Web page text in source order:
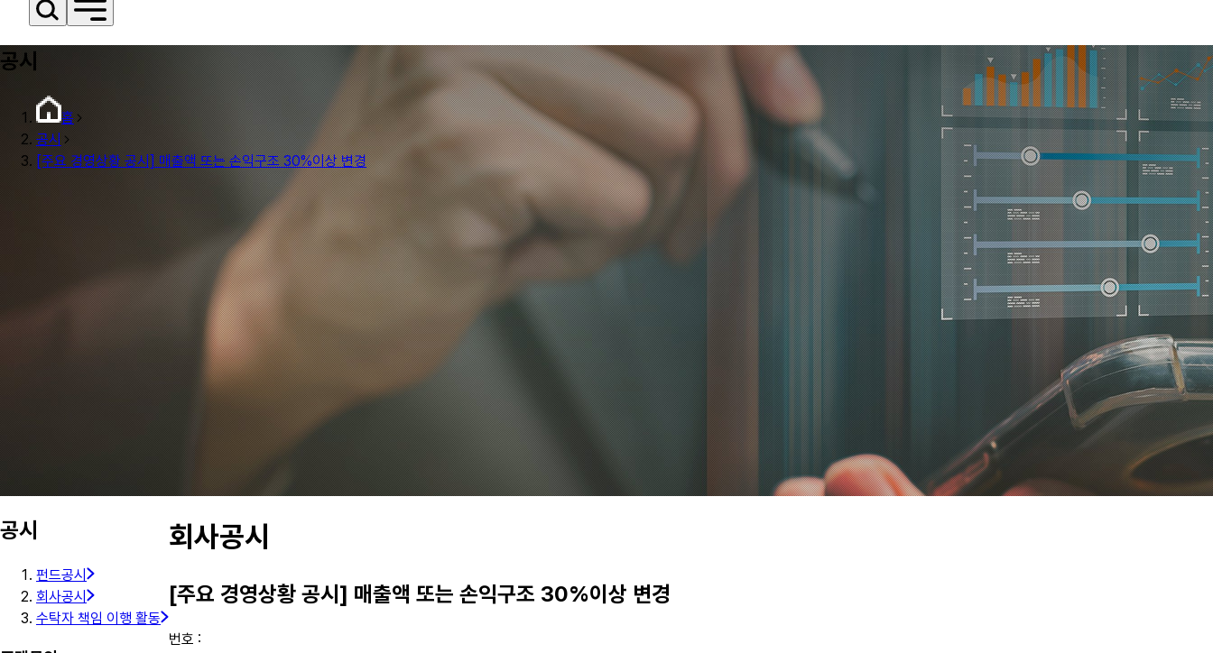
공시
홈
공시
[주요 경영상황 공시] 매출액 또는 손익구조 30%이상 변경
공시
펀드공시
회사공시
수탁자 책임 이행 활동
회사공시
[주요 경영상황 공시] 매출액 또는 손익구조 30%이상 변경
번호 :